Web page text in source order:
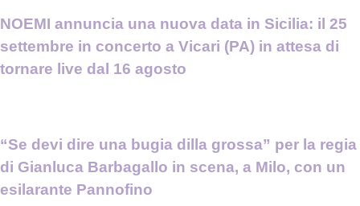
NOEMI annuncia una nuova data in Sicilia: il 25
settembre in concerto a Vicari (PA) in attesa di
tornare live dal 16 agosto
“Se devi dire una bugia dilla grossa” per la regia
di Gianluca Barbagallo in scena, a Milo, con un
esilarante Pannofino